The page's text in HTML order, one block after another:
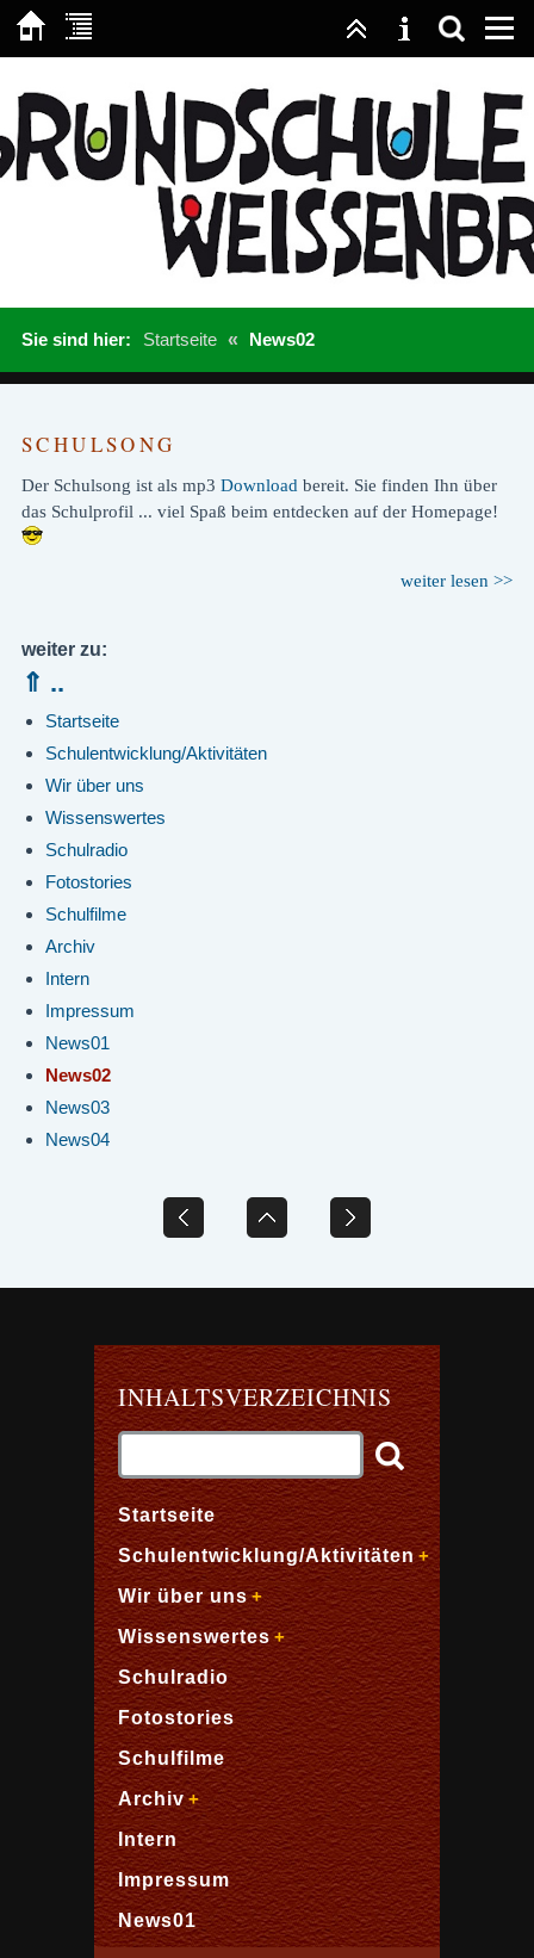
Sie sind hier: Startseite « News02
SCHULSONG
Der Schulsong ist als mp3 Download bereit. Sie finden Ihn über
das Schulprofil ... viel Spaß beim entdecken auf der Homepage!
weiter lesen >>
weiter zu:
⇑ ..
Startseite
Schulentwicklung/Aktivitäten
Wir über uns
Wissenswertes
Schulradio
Fotostories
Schulfilme
Archiv
Intern
Impressum
News01
News02
News03
News04
INHALTSVERZEICHNIS
Startseite
Schulentwicklung/Aktivitäten
Wir über uns
Wissenswertes
Schulradio
Fotostories
Schulfilme
Archiv
Intern
Impressum
News01